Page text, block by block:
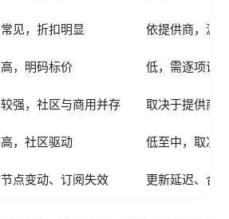
常见，折扣明显 依提供商，波
高，明码标价 低，需逐项谈判
较强，社区与商用并存 取决于提供商
高，社区驱动 低至中，取决
节点变动、订阅失效 更新延迟、合